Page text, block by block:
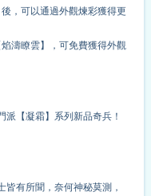
，可以通過外觀煉彩獲得更
濤瞭雲】，可免費獲得外觀
派【凝霜】系列新品奇兵！
有所聞，奈何神秘莫測，